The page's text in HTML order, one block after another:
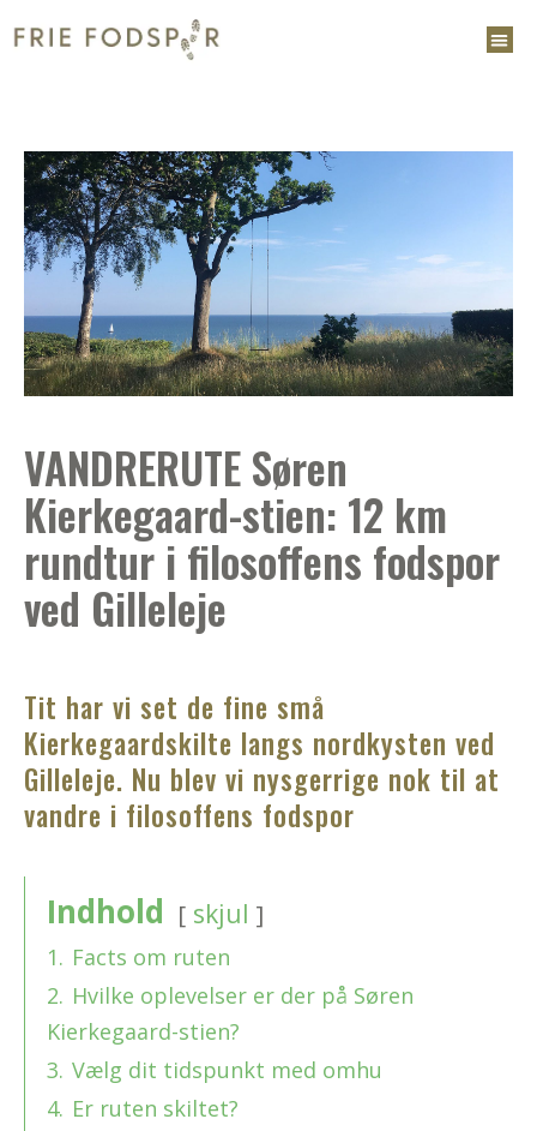
VANDRERUTE Søren
Kierkegaard-stien: 12 km
rundtur i filosoffens fodspor
ved Gilleleje
Tit har vi set de fine små
Kierkegaardskilte langs nordkysten ved
Gilleleje. Nu blev vi nysgerrige nok til at
vandre i filosoffens fodspor
Indhold skjul
1. Facts om ruten
2. Hvilke oplevelser er der på Søren
Kierkegaard-stien?
3. Vælg dit tidspunkt med omhu
4. Er ruten skiltet?